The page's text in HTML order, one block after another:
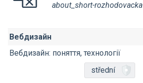
about_short-rozhodovacka
Вебдизайн
Вебдизайн: поняття, технології
střední